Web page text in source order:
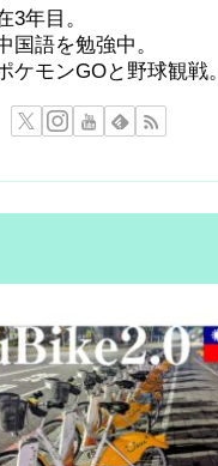
3年目。
国語を勉強中。
ケモンGOと野球観戦。